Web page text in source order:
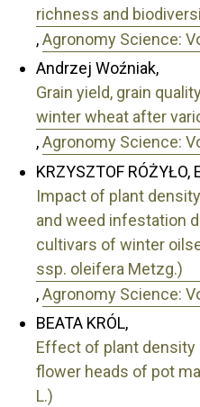
richness and
,Agronomy Science:
Andrzej Woźniak,
Grain yield, grain
winter wheat after
,Agronomy Science:
KRZYSZTOF RÓŻYŁO,
Impact of plant
and weed infestation
cultivars of winter
ssp. oleifera Metzg.)
,Agronomy Science:
BEATA KRÓL,
Effect of plant density
flower heads of pot
L.)